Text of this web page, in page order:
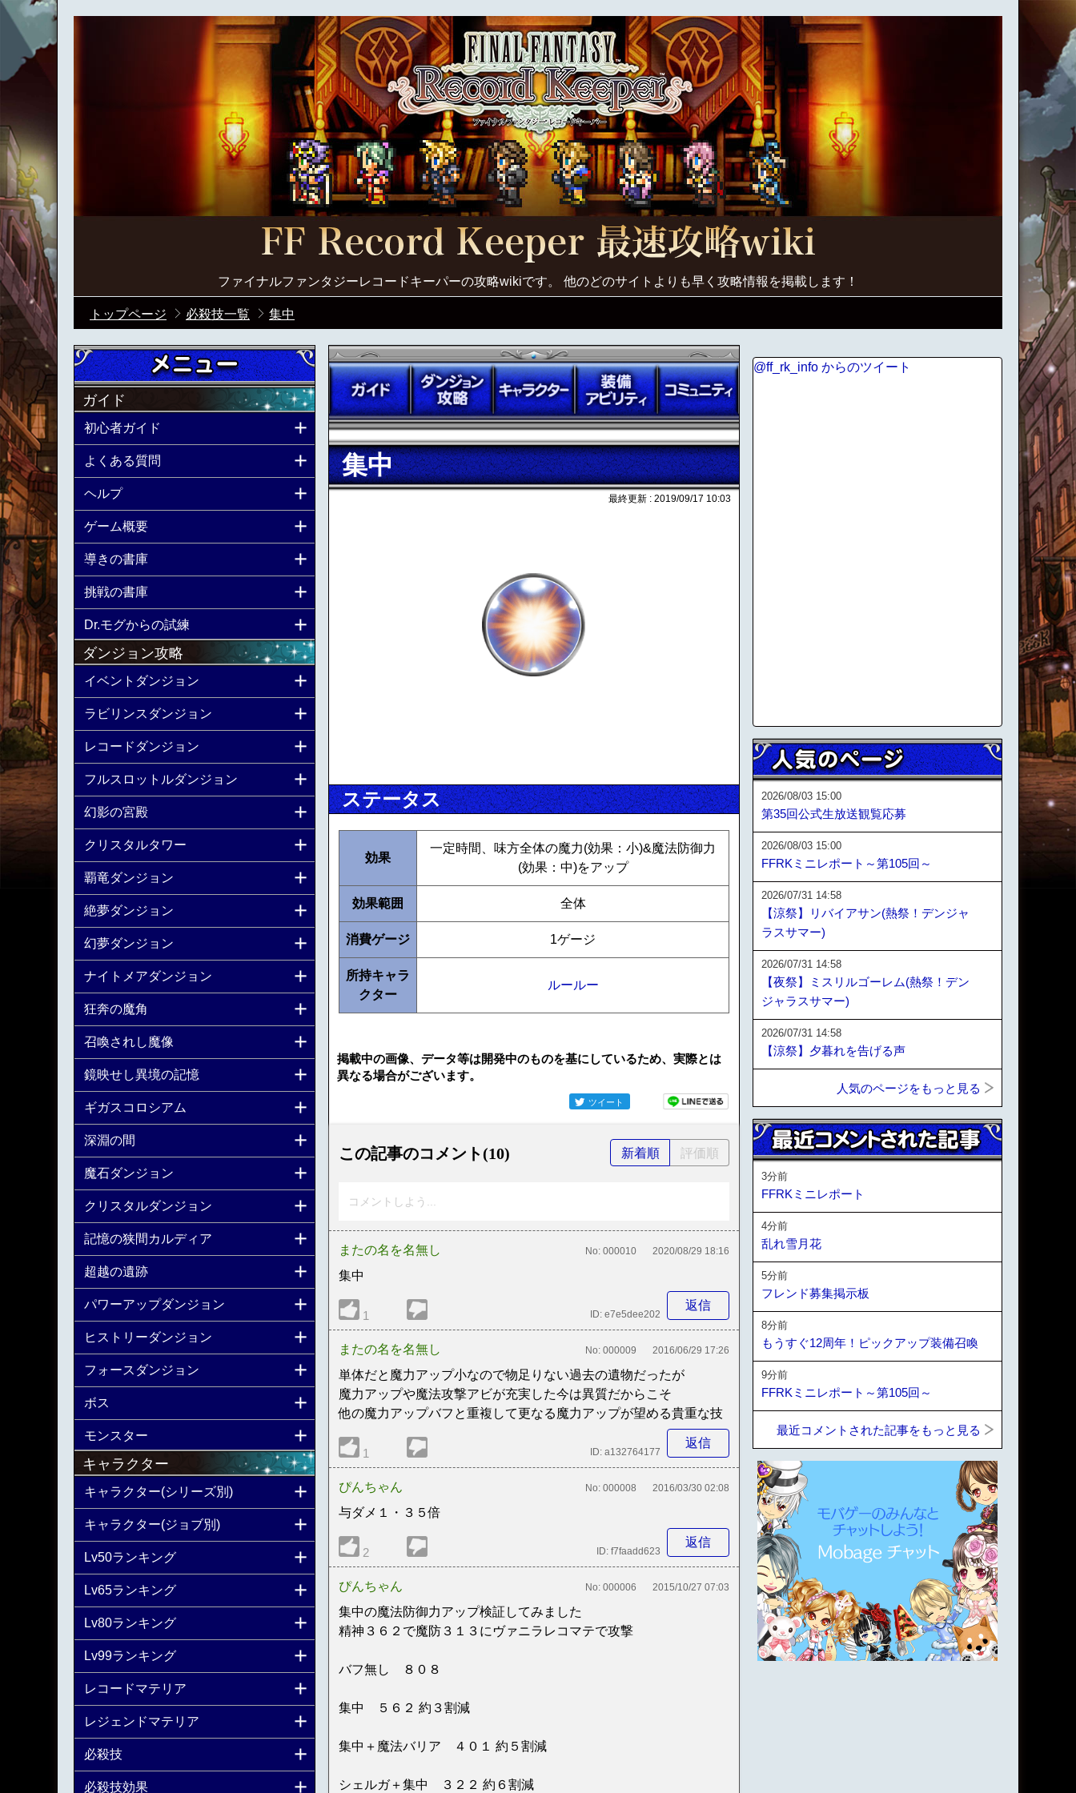
ファイナルファンタジーレコードキーパーの攻略wikiです。 他のどのサイトよりも早く攻略情報を掲載します！
トップページ 必殺技一覧 集中
集中
最終更新 : 2019/09/17 10:03
ステータス
効果
一定時間、味方全体の魔力(効果：小)&魔法防御力
(効果：中)をアップ
効果範囲 全体
消費ゲージ 1ゲージ
所持キャラ
クター
ルールー
掲載中の画像、データ等は開発中のものを基にしているため、実際とは
異なる場合がございます。
ツイート
この記事のコメント(10) 新着順 評価順
コメントしよう...
またの名を名無し No: 000010 2020/08/29 18:16
集中
1
返信
ID: e7e5dee202
またの名を名無し No: 000009 2016/06/29 17:26
単体だと魔力アップ小なので物足りない過去の遺物だったが
魔力アップや魔法攻撃アビが充実した今は異質だからこそ
他の魔力アップバフと重複して更なる魔力アップが望める貴重な技
1
返信
ID: a132764177
ぴんちゃん No: 000008 2016/03/30 02:08
与ダメ１・３５倍
2
返信
ID: f7faadd623
ぴんちゃん No: 000006 2015/10/27 07:03
集中の魔法防御力アップ検証してみました
精神３６２で魔防３１３にヴァニラレコマテで攻撃
バフ無し ８０８
集中 ５６２ 約３割減
集中＋魔法バリア ４０１ 約５割減
シェルガ＋集中 ３２２ 約６割減
ガイド
初心者ガイド
よくある質問
ヘルプ
ゲーム概要
導きの書庫
挑戦の書庫
Dr.モグからの試練
ダンジョン攻略
イベントダンジョン
ラビリンスダンジョン
レコードダンジョン
フルスロットルダンジョン
幻影の宮殿
クリスタルタワー
覇竜ダンジョン
絶夢ダンジョン
幻夢ダンジョン
ナイトメアダンジョン
狂奔の魔角
召喚されし魔像
鏡映せし異境の記憶
ギガスコロシアム
深淵の間
魔石ダンジョン
クリスタルダンジョン
記憶の狭間カルディア
超越の遺跡
パワーアップダンジョン
ヒストリーダンジョン
フォースダンジョン
ボス
モンスター
キャラクター
キャラクター(シリーズ別)
キャラクター(ジョブ別)
Lv50ランキング
Lv65ランキング
Lv80ランキング
Lv99ランキング
レコードマテリア
レジェンドマテリア
必殺技
必殺技効果
@ff_rk_info からのツイート
2026/08/03 15:00
第35回公式生放送観覧応募
2026/08/03 15:00
FFRKミニレポート～第105回～
2026/07/31 14:58
【涼祭】リバイアサン(熱祭！デンジャ
ラスサマー)
2026/07/31 14:58
【夜祭】ミスリルゴーレム(熱祭！デン
ジャラスサマー)
2026/07/31 14:58
【涼祭】夕暮れを告げる声
人気のページをもっと見る
3分前
FFRKミニレポート
4分前
乱れ雪月花
5分前
フレンド募集掲示板
8分前
もうすぐ12周年！ピックアップ装備召喚
9分前
FFRKミニレポート～第105回～
最近コメントされた記事をもっと見る